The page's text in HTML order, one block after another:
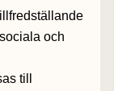
och
till